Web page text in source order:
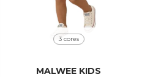
3 cores
MALWEE KIDS